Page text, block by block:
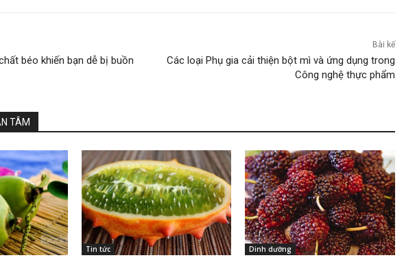
béo khiến bạn dễ bị buồn
Bài kế
Các loại Phụ gia cải thiện bột mì và ứng dụng trong
Công nghệ thực phẩm
TÂM
Tin tức Dinh dưỡng